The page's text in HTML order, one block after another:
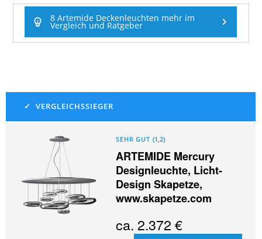
8 Artemide Deckenleuchten mehr im
Vergleich und Ratgeber
SEHR GUT (1,2)
ARTEMIDE Mercury
Designleuchte, Licht-
Design Skapetze,
www.skapetze.com
ca. 2.372 €